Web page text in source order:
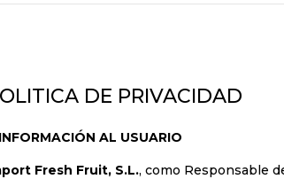
DE PRIVACIDAD
INFORMACIÓN AL USUARIO
Fresh Fruit, S.L., como Responsable